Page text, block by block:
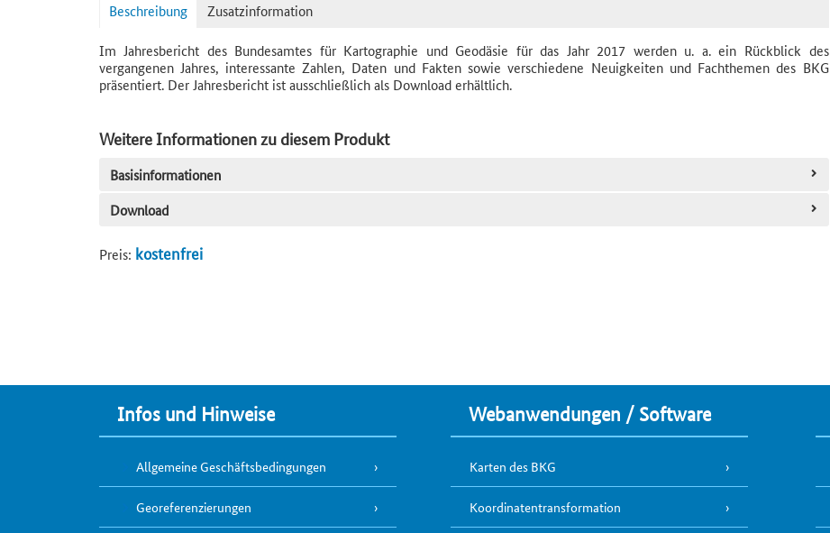
Beschreibung Zusatzinformation
Im Jahresbericht des Bundesamtes für Kartographie und Geodäsie für das Jahr 2017 werden u. a. ein Rückblick des
vergangenen Jahres, interessante Zahlen, Daten und Fakten sowie verschiedene Neuigkeiten und Fachthemen des BKG
präsentiert. Der Jahresbericht ist ausschließlich als Download erhältlich.
Weitere Informationen zu diesem Produkt
Basisinformationen
Download
Preis: kostenfrei
Infos und Hinweise
Allgemeine Geschäftsbedingungen
Georeferenzierungen
Webanwendungen / Software
Karten des BKG
Koordinatentransformation